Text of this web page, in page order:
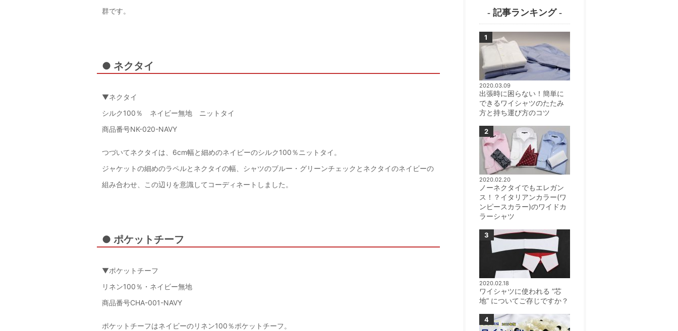
群です。
● ネクタイ
▼ネクタイ
シルク100％ ネイビー無地 ニットタイ
商品番号NK-020-NAVY
つづいてネクタイは、6cm幅と細めのネイビーのシルク100％ニットタイ。
ジャケットの細めのラペルとネクタイの幅、シャツのブルー・グリーンチェックとネクタイのネイビーの
組み合わせ、この辺りを意識してコーディネートしました。
● ポケットチーフ
▼ポケットチーフ
リネン100％・ネイビー無地
商品番号CHA-001-NAVY
ポケットチーフはネイビーのリネン100％ポケットチーフ。
- 記事ランキング -
2020.03.09
出張時に困らない！簡単に
できるワイシャツのたたみ
方と持ち運び方のコツ
2020.02.20
ノーネクタイでもエレガン
ス！？イタリアンカラー(ワ
ンピースカラー)のワイドカ
ラーシャツ
2020.02.18
ワイシャツに使われる ”芯
地” についてご存じですか？